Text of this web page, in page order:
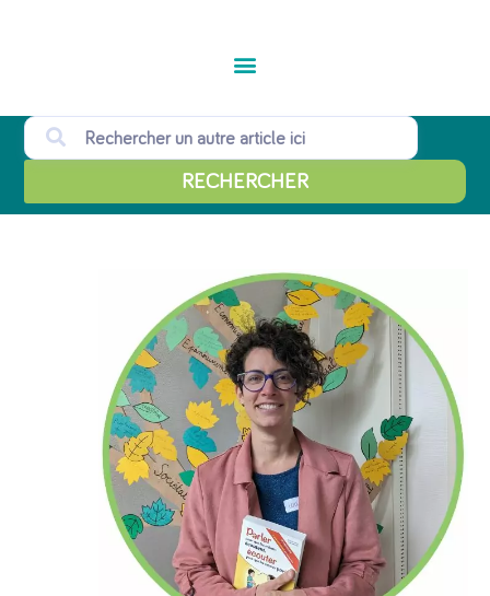
RECHERCHER